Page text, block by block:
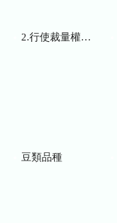
2.行使裁量權而訂頒之解釋性規定及裁量基準
豆類品種